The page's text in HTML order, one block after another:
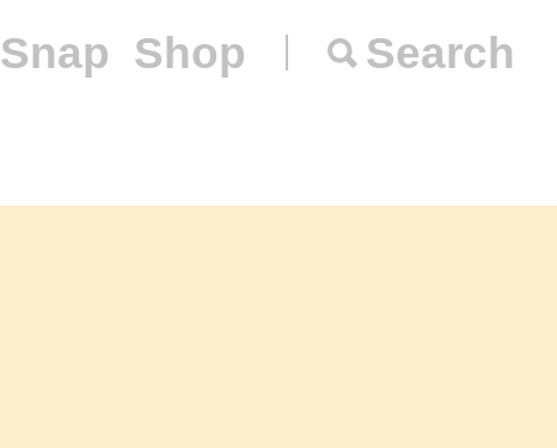
Snap Shop Search